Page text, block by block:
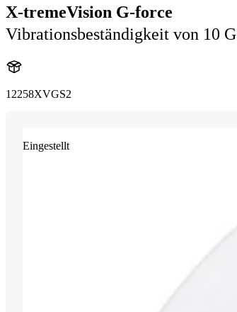
X-tremeVision G-force
Vibrationsbeständigkeit von 10 G
12258XVGS2
Eingestellt